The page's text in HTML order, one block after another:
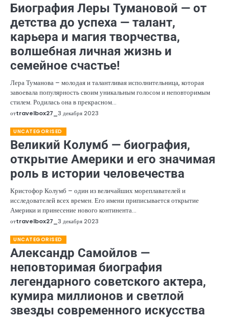
Биография Леры Тумановой — от
детства до успеха — талант,
карьера и магия творчества,
волшебная личная жизнь и
семейное счастье!
Лера Туманова – молодая и талантливая исполнительница, которая
завоевала популярность своим уникальным голосом и неповторимым
стилем. Родилась она в прекрасном…
отtravelbox27_ 3 декабря 2023
UNCATEGORISED
Великий Колумб — биография,
открытие Америки и его значимая
роль в истории человечества
Кристофор Колумб – один из величайших мореплавателей и
исследователей всех времен. Его имени приписывается открытие
Америки и принесение нового континента…
отtravelbox27_ 3 декабря 2023
UNCATEGORISED
Александр Самойлов —
неповторимая биография
легендарного советского актера,
кумира миллионов и светлой
звезды современного искусства